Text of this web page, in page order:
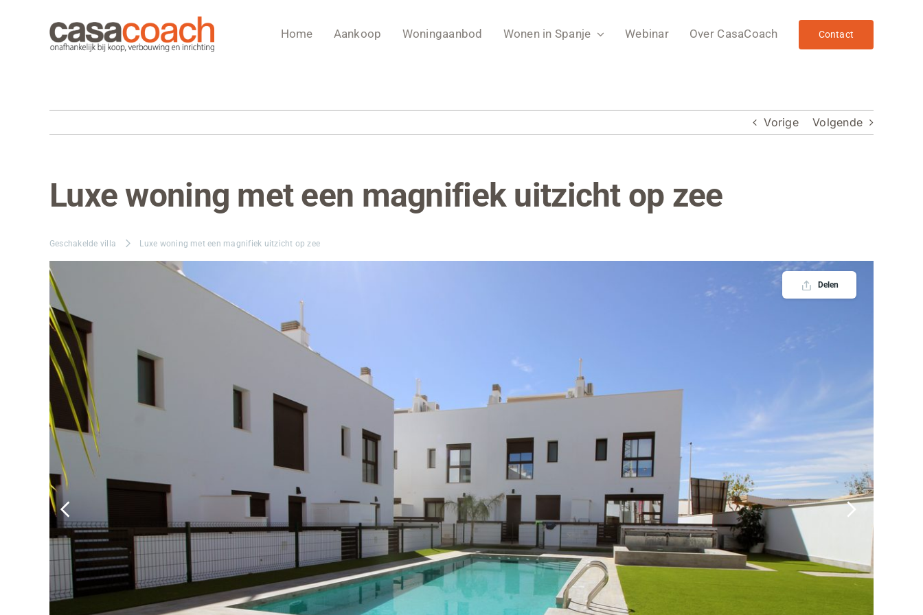
Home Aankoop Woningaanbod Wonen in Spanje Webinar Over CasaCoach Contact
Vorige Volgende
Bekijk
grotere
Luxe woning met een magnifiek uitzicht op zee
Geschakelde villa Luxe woning met een magnifiek uitzicht op zee
Delen